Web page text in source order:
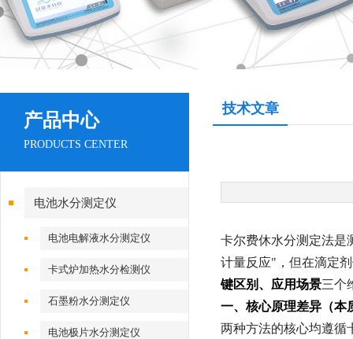
产品中心
PRODUCTS CENTER
电池水分测定仪
电池电解液水分测定仪
卡式炉加热水分检测仪
石墨粉水分测定仪
电池极片水分测定仪
技术文章
卡尔费休水分测定法是
计量反应"，但在滴定
键区别、应用场景三个
一、核心原理差异（本
两种方法的核心均遵循